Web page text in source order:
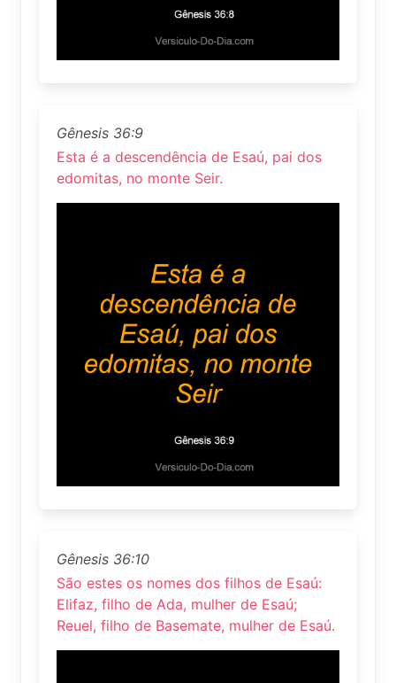
Gênesis 36:9
Esta é a descendência de Esaú, pai dos
edomitas, no monte Seir.
Gênesis 36:10
São estes os nomes dos filhos de Esaú:
Elifaz, filho de Ada, mulher de Esaú;
Reuel, filho de Basemate, mulher de Esaú.